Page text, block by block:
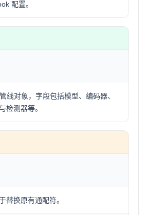
配置。
线对象，字段包括模型、编码器、
检测器等。
替换原有通配符。